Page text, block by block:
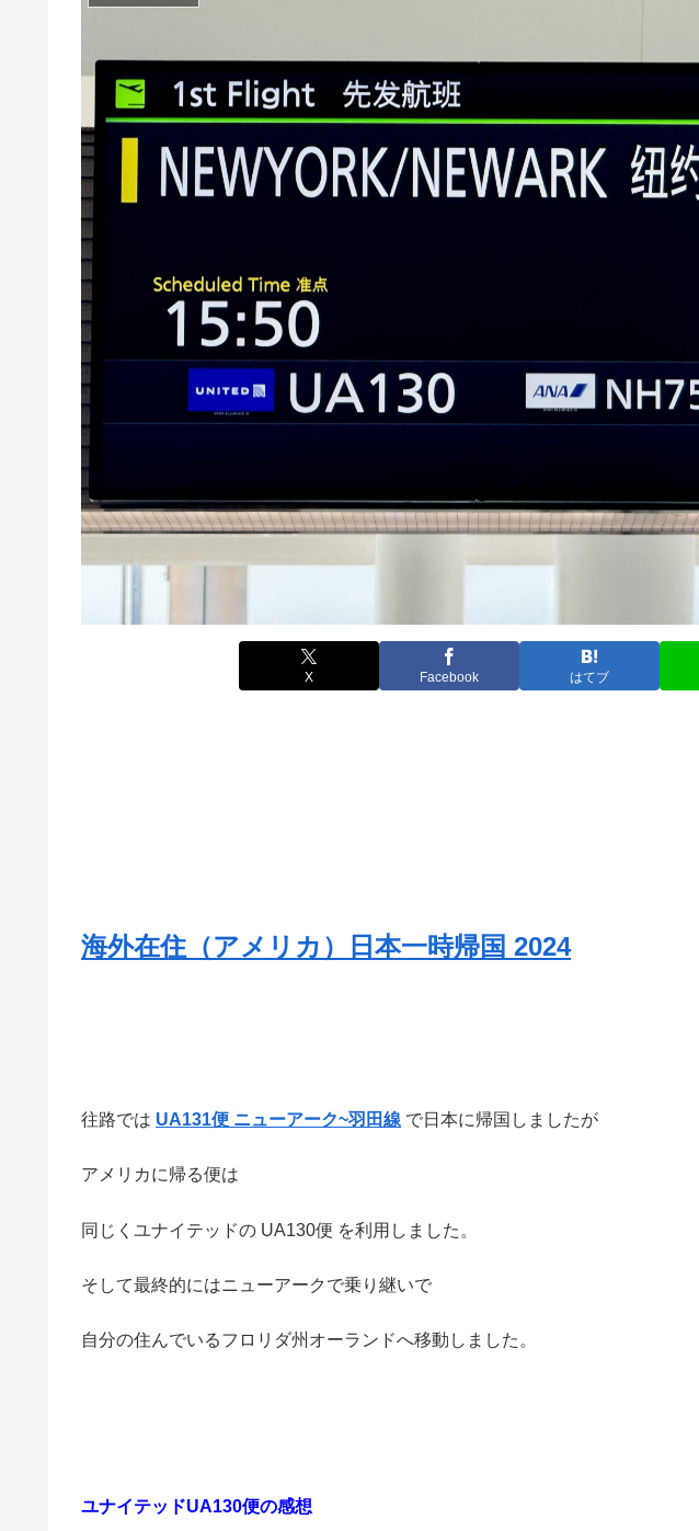
X Facebook はてブ
海外在住（アメリカ）日本一時帰国 2024
往路では UA131便 ニューアーク~羽田線 で日本に帰国しましたが
アメリカに帰る便は
同じくユナイテッドの UA130便 を利用しました。
そして最終的にはニューアークで乗り継いで
自分の住んでいるフロリダ州オーランドへ移動しました。
ユナイテッドUA130便の感想